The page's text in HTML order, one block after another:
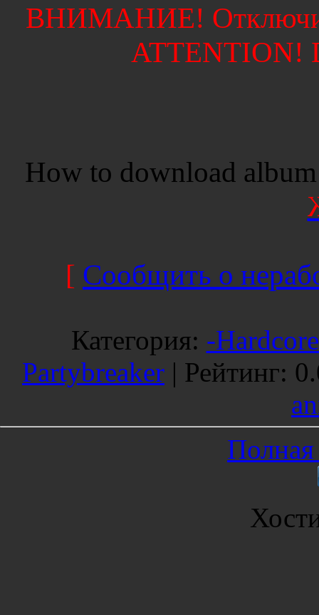
ВНИМАНИЕ!
ATTENTION!
How to download
[ Сообщить о
Категория: -
Partybreaker | Рейтинг:
Полная